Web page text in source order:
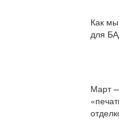
Как
для
Март